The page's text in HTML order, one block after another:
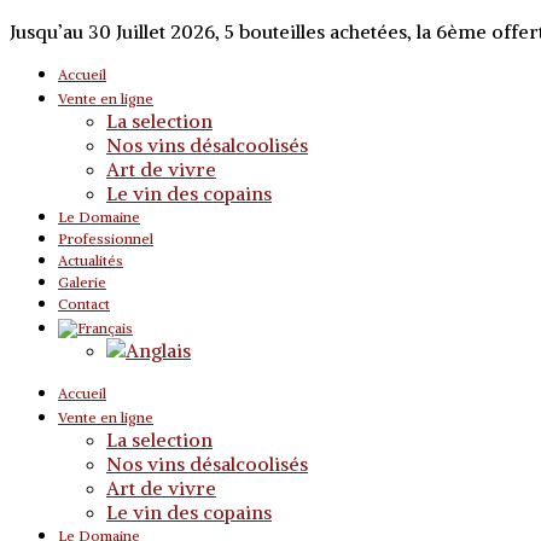
Jusqu’au 30 Juillet 2026, 5 bouteilles achetées, la 6ème
Accueil
Vente en ligne
La selection
Nos vins désalcoolisés
Art de vivre
Le vin des copains
Le Domaine
Professionnel
Actualités
Galerie
Contact
Accueil
Vente en ligne
La selection
Nos vins désalcoolisés
Art de vivre
Le vin des copains
Le Domaine